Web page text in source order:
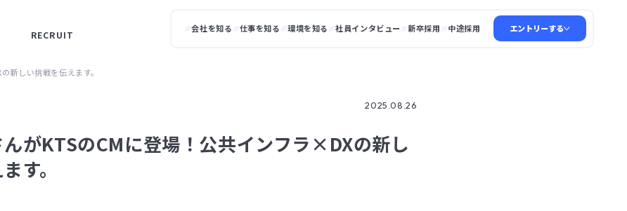
RECRUIT
会社を知る 仕事を知る 環境を知る 社員インタビュー 新卒採用 中途採用 エントリーする
新しい挑戦を伝えます。
2025.08.26
がKTSのCMに登場！公共インフラ×DXの新し
す。